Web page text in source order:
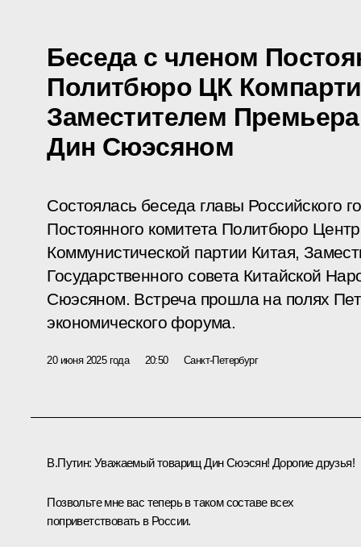
Беседа с членом
Политбюро ЦК
Заместителем
Дин Сюэсяном
Состоялась беседа главы Российского
Постоянного комитета Политбюро
Коммунистической партии Китая,
Государственного совета Китайской
Сюэсяном. Встреча прошла на полях
экономического форума.
20 июня 2025 года 20:50 Санкт-Петербург
В.Путин: Уважаемый товарищ Дин Сюэсян! Дорогие друзья!
Позвольте мне вас теперь в таком составе всех
поприветствовать в России.